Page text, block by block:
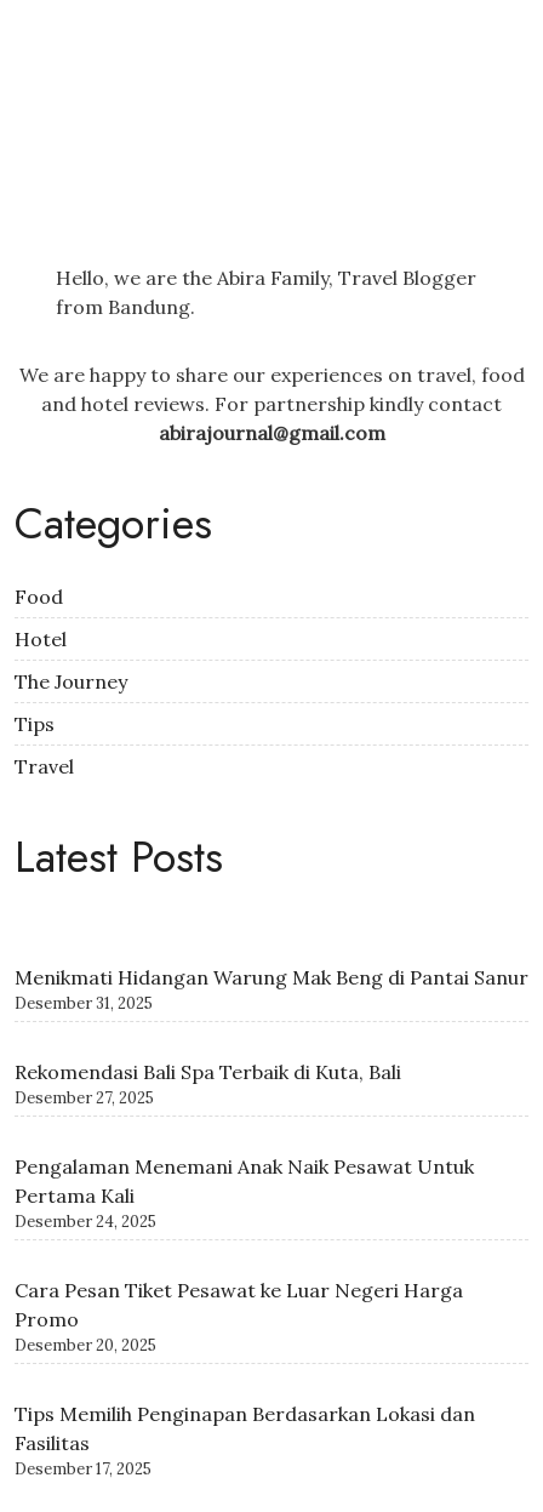
Hello, we are the Abira Family, Travel Blogger
from Bandung.
We are happy to share our experiences on travel, food
and hotel reviews. For partnership kindly contact
abirajournal@gmail.com
Categories
Food
Hotel
The Journey
Tips
Travel
Latest Posts
Desember 31, 2025
Rekomendasi Bali Spa Terbaik di Kuta, Bali
Desember 27, 2025
Pengalaman Menemani Anak Naik Pesawat Untuk
Desember 24, 2025